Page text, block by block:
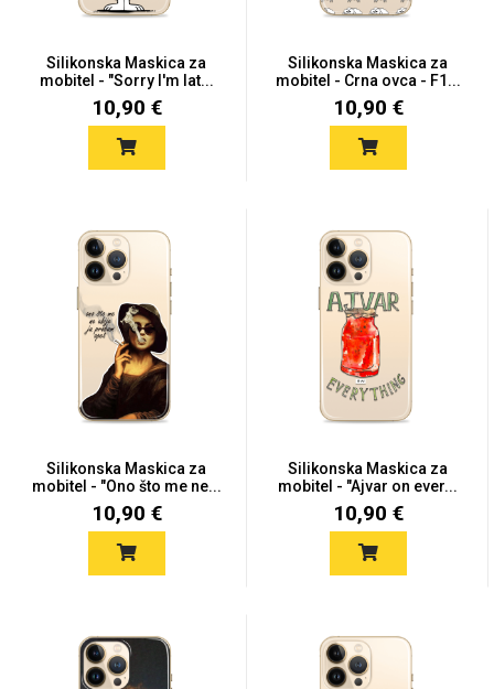
Silikonska Maskica za
mobitel - "Sorry I'm lat...
10,90 €
Silikonska Maskica za
mobitel - Crna ovca - F1...
10,90 €
Silikonska Maskica za
mobitel - "Ono što me ne...
10,90 €
Silikonska Maskica za
mobitel - "Ajvar on ever...
10,90 €
Mix